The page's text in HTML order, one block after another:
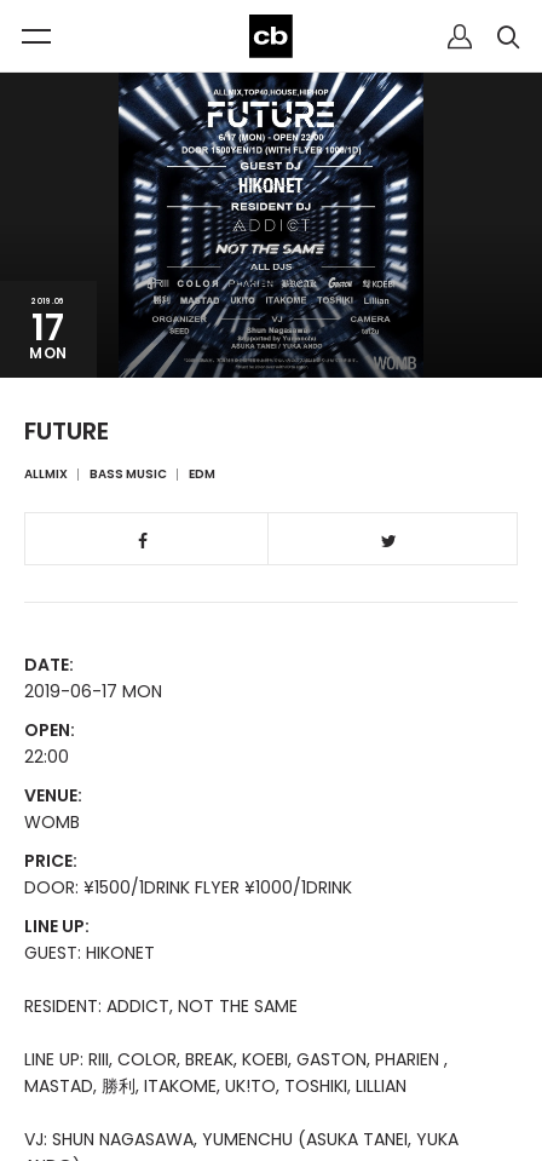
2019.06
17
MON
FUTURE
ALLMIX BASS MUSIC EDM
DATE:
2019-06-17 MON
OPEN:
22:00
VENUE:
WOMB
PRICE:
DOOR: ¥1500/1DRINK FLYER ¥1000/1DRINK
LINE UP:
GUEST: HIKONET
RESIDENT: ADDICT, NOT THE SAME
LINE UP: RIII, COLOR, BREAK, KOEBI, GASTON, PHARIEN ,
MASTAD, 勝利, ITAKOME, UK!TO, TOSHIKI, LILLIAN
VJ: SHUN NAGASAWA, YUMENCHU (ASUKA TANEI, YUKA